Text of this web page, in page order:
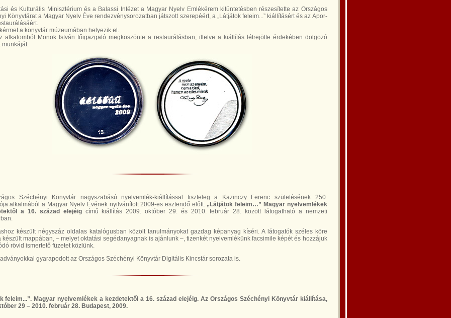
és Kulturális Minisztérium és a Balassi Intézet a Magyar Nyelv Emlékérem kitüntetésben részesítette az Országos
Könyvtárat a Magyar Nyelv Éve rendezvénysorozatban játszott szerepéért, a „Látjátok feleim...” kiállításért és az Apor-
a könyvtár múzeumában helyezik el.
alkalomból Monok István főigazgató megköszönte a restaurálásban, illetve a kiállítás létrejötte érdekében dolgozó
munkáját.
Széchényi Könyvtár nagyszabású nyelvemlék-kiállítással tiszteleg a Kazinczy Ferenc születésének 250.
alkalmából a Magyar Nyelv Évének nyilvánított 2009-es esztendő előtt. „Látjátok feleim…” Magyar nyelvemlékek
a 16. század elejéigcímű kiállítás 2009. október 29. és 2010. február 28. között látogatható a nemzeti
készült négyszáz oldalas katalógusban közölt tanulmányokat gazdag képanyag kíséri. A látogatók széles köre
készült mappában, – melyet oktatási segédanyagnak is ajánlunk –, tizenkét nyelvemlékünk facsimile képét és hozzájuk
rövid ismertető füzetet közlünk.
gyarapodott az Országos Széchényi Könyvtár Digitális Kincstár sorozata is.
feleim...”. Magyar nyelvemlékek a kezdetektől a 16. század elejéig. Az Országos Széchényi Könyvtár kiállítása,
29 – 2010. február 28. Budapest, 2009.